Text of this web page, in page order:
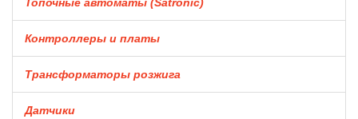
Контроллеры и платы
Трансформаторы розжига
Датчики